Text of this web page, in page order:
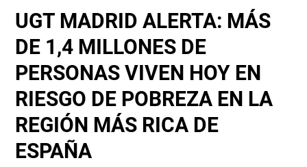
UGT MADRID ALERTA: MÁS
DE 1,4 MILLONES DE
PERSONAS VIVEN HOY EN
RIESGO DE POBREZA EN LA
REGIÓN MÁS RICA DE
ESPAÑA